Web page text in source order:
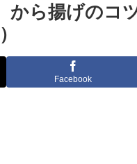
から揚げのコ
Facebook